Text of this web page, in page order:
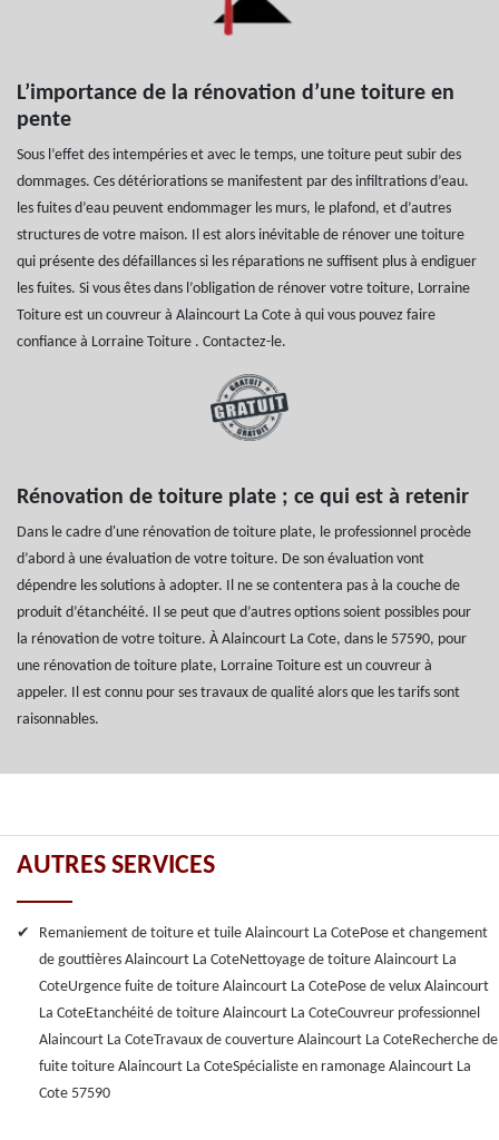
L’importance de la rénovation d’une toiture en
pente
Sous l’effet des intempéries et avec le temps, une toiture peut subir des
dommages. Ces détériorations se manifestent par des infiltrations d’eau.
les fuites d’eau peuvent endommager les murs, le plafond, et d’autres
structures de votre maison. Il est alors inévitable de rénover une toiture
qui présente des défaillances si les réparations ne suffisent plus à endiguer
les fuites. Si vous êtes dans l’obligation de rénover votre toiture, Lorraine
Toiture est un couvreur à Alaincourt La Cote à qui vous pouvez faire
confiance à Lorraine Toiture . Contactez-le.
Rénovation de toiture plate ; ce qui est à retenir
Dans le cadre d'une rénovation de toiture plate, le professionnel procède
d’abord à une évaluation de votre toiture. De son évaluation vont
dépendre les solutions à adopter. Il ne se contentera pas à la couche de
produit d’étanchéité. Il se peut que d’autres options soient possibles pour
la rénovation de votre toiture. À Alaincourt La Cote, dans le 57590, pour
une rénovation de toiture plate, Lorraine Toiture est un couvreur à
appeler. Il est connu pour ses travaux de qualité alors que les tarifs sont
raisonnables.
AUTRES SERVICES
Remaniement de toiture et tuile Alaincourt La CotePose et changement
de gouttières Alaincourt La CoteNettoyage de toiture Alaincourt La
CoteUrgence fuite de toiture Alaincourt La CotePose de velux Alaincourt
La CoteEtanchéité de toiture Alaincourt La CoteCouvreur professionnel
Alaincourt La CoteTravaux de couverture Alaincourt La CoteRecherche de
fuite toiture Alaincourt La CoteSpécialiste en ramonage Alaincourt La
Cote 57590